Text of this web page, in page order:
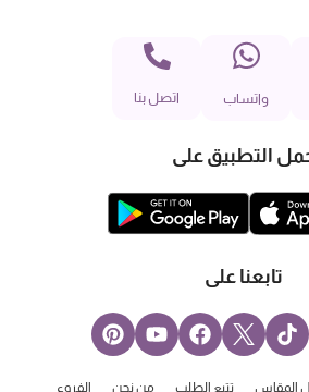
واتساب اتصل بنا
التطبيق على
تابعنا على
المقاس تتبع الطلب من نحن الفروع